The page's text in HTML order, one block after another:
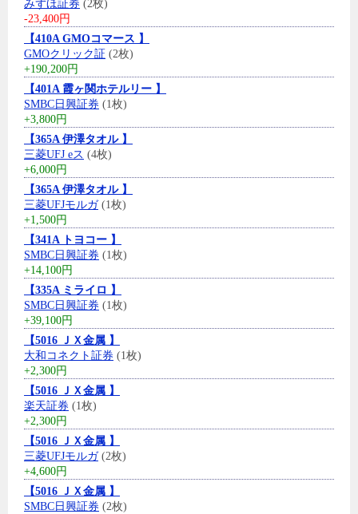
みずほ証券 (2枚)
-23,400円
【410A GMOコマース 】
GMOクリック証 (2枚)
+190,200円
【401A 霞ヶ関ホテルリー 】
SMBC日興証券 (1枚)
+3,800円
【365A 伊澤タオル 】
三菱UFJ eス (4枚)
+6,000円
【365A 伊澤タオル 】
三菱UFJモルガ(1枚)
+1,500円
【341A トヨコー 】
SMBC日興証券 (1枚)
+14,100円
【335A ミライロ 】
SMBC日興証券 (1枚)
+39,100円
【5016 ＪＸ金属 】
大和コネクト証券 (1枚)
+2,300円
【5016 ＪＸ金属 】
楽天証券 (1枚)
+2,300円
【5016 ＪＸ金属 】
三菱UFJモルガ(2枚)
+4,600円
【5016 ＪＸ金属 】
SMBC日興証券 (2枚)